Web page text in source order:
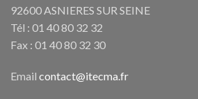
92600 ASNIERES SUR SEINE
Tél : 01 40 80 32 32
Fax : 01 40 80 32 30
Email contact@itecma.fr